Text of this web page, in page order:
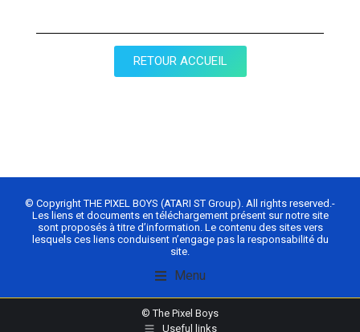
RETOUR ACCUEIL
© Copyright THE PIXEL BOYS (ATARI ST Group). All rights reserved.-
Les liens et documents en téléchargement présent sur notre site
sont proposés à titre d’information. Le contenu des sites vers
lesquels ces liens conduisent n’engage pas la responsabilité du
site.
Menu
© The Pixel Boys
Useful links